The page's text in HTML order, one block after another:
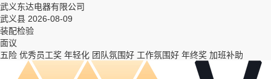
武义东达电器有限公司
武义县 2026-08-09
装配检验
面议
五险 优秀员工奖 年轻化 团队氛围好 工作氛围好 年终奖 加班补助